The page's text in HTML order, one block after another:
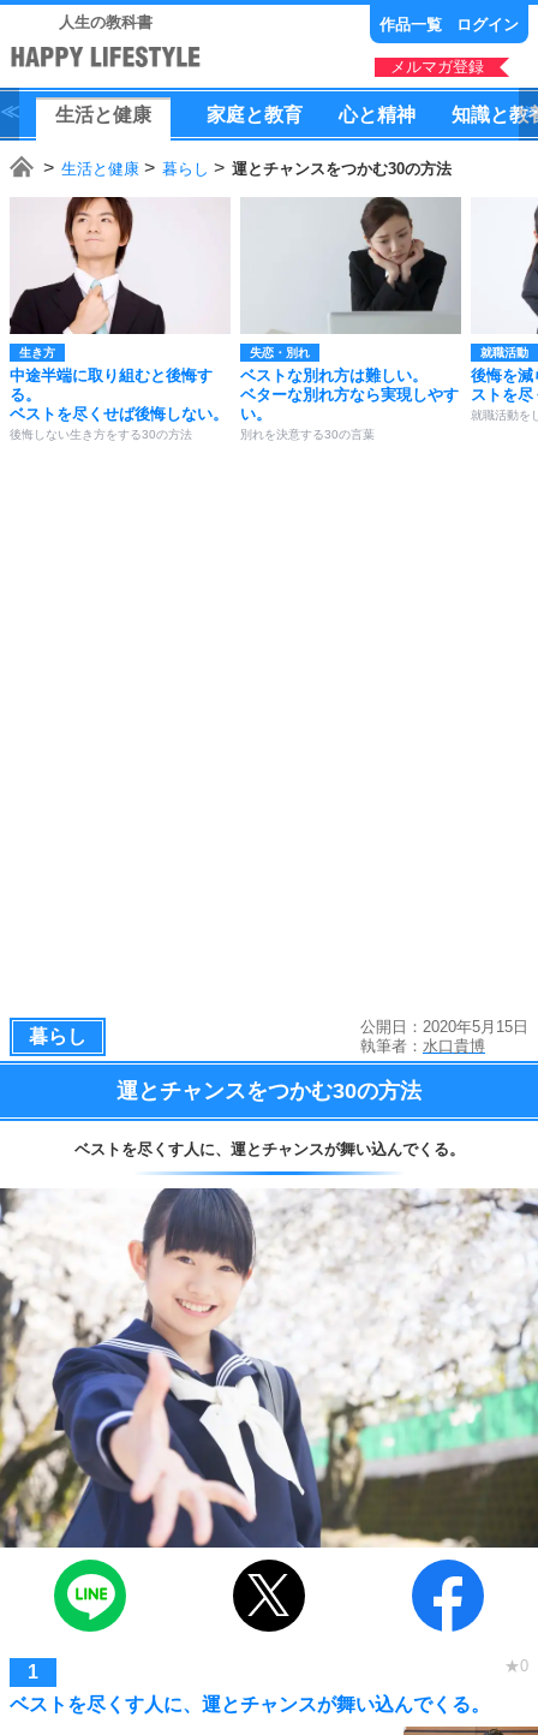
人生の教科書 作品一覧 ログイン
メルマガ登録
生活と健康 家庭と教育 心と精神 知識と教
生活と健康 暮らし 運とチャンスをつかむ30の方法
生き方
中途半端に取り組むと後悔す
る。
ベストを尽くせば後悔しない。
後悔しない生き方をする30の方法
失恋・別れ
ベストな別れ方は難しい。
ベターな別れ方なら実現しやす
い。
別れを決意する30の言葉
就職活動
後悔を減
ストを尽
就職活動を
暮らし
公開日：2020年5月15日
執筆者： 水口貴博
運とチャンスをつかむ30の方法
ベストを尽くす人に、 運とチャンスが舞い込んでくる。
ベストを尽くす人に、運とチャンスが舞い込んでくる。